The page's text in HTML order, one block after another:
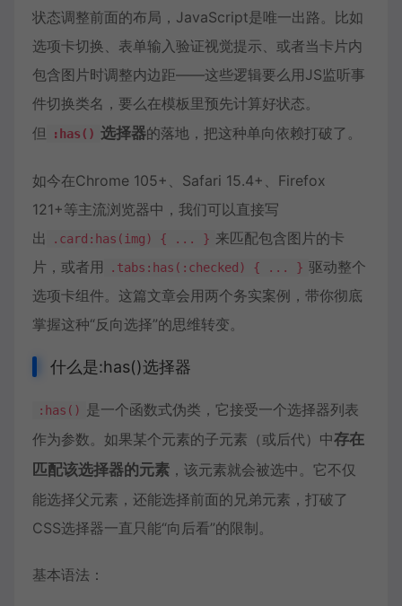
状态调整前面的布局，JavaScript是唯一出路。比如
选项卡切换、表单输入验证视觉提示、或者当卡片内
包含图片时调整内边距——这些逻辑要么用JS监听事
件切换类名，要么在模板里预先计算好状态。
但
:has() 选择器的落地，把这种单向依赖打破了。
如今在Chrome 105+、Safari 15.4+、Firefox
121+等主流浏览器中，我们可以直接写
出
.card:has(img) { ... } 来匹配包含图片的卡
片，或者用
.tabs:has(:checked) { ... } 驱动整个
选项卡组件。这篇文章会用两个务实案例，带你彻底
掌握这种“反向选择”的思维转变。
什么是:has()选择器
:has() 是一个函数式伪类，它接受一个选择器列表
作为参数。如果某个元素的子元素（或后代）中存在
匹配该选择器的元素 ，该元素就会被选中。它不仅
能选择父元素，还能选择前面的兄弟元素，打破了
CSS选择器一直只能“向后看”的限制。
基本语法：